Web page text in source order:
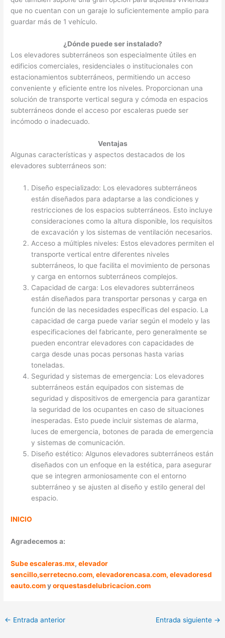
que no cuentan con un garaje lo suficientemente amplio para
guardar más de 1 vehículo.
¿Dónde puede ser instalado?
Los elevadores subterráneos son especialmente útiles en
edificios comerciales, residenciales o institucionales con
estacionamientos subterráneos, permitiendo un acceso
conveniente y eficiente entre los niveles. Proporcionan una
solución de transporte vertical segura y cómoda en espacios
subterráneos donde el acceso por escaleras puede ser
incómodo o inadecuado.
Ventajas
Algunas características y aspectos destacados de los
elevadores subterráneos son:
Diseño especializado: Los elevadores subterráneos
están diseñados para adaptarse a las condiciones y
restricciones de los espacios subterráneos. Esto incluye
consideraciones como la altura disponible, los requisitos
de excavación y los sistemas de ventilación necesarios.
Acceso a múltiples niveles: Estos elevadores permiten el
transporte vertical entre diferentes niveles
subterráneos, lo que facilita el movimiento de personas
y carga en entornos subterráneos complejos.
Capacidad de carga: Los elevadores subterráneos
están diseñados para transportar personas y carga en
función de las necesidades específicas del espacio. La
capacidad de carga puede variar según el modelo y las
especificaciones del fabricante, pero generalmente se
pueden encontrar elevadores con capacidades de
carga desde unas pocas personas hasta varias
toneladas.
Seguridad y sistemas de emergencia: Los elevadores
subterráneos están equipados con sistemas de
seguridad y dispositivos de emergencia para garantizar
la seguridad de los ocupantes en caso de situaciones
inesperadas. Esto puede incluir sistemas de alarma,
luces de emergencia, botones de parada de emergencia
y sistemas de comunicación.
Diseño estético: Algunos elevadores subterráneos están
diseñados con un enfoque en la estética, para asegurar
que se integren armoniosamente con el entorno
subterráneo y se ajusten al diseño y estilo general del
espacio.
INICIO
Agradecemos a:
Sube escaleras.mx,elevador
sencillo,serretecno.com, elevadorencasa.com, elevadoresd
eauto.comyorquestasdelubricacion.com
← Entrada anterior Entrada siguiente →